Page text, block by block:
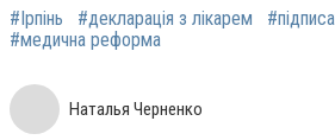
#Ірпінь #декларація з лікарем
#медична реформа
Наталья Черненко